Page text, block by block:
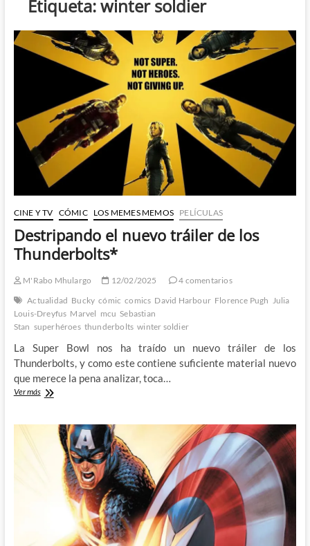
Etiqueta:winter soldier
CINE Y TV CÓMIC LOS MEMES MEMOS PELÍCULAS
Destripando el nuevo tráiler de los
Thunderbolts*
M'Rabo Mhulargo 12/02/2025
4 comentarios
Actualidad Bucky cómic comics David Harbour Florence Pugh Julia
Louis-Dreyfus Marvel mcu Sebastian
Stan superhéroes thunderbolts winter soldier
La Super Bowl nos ha traído un nuevo tráiler de los
Thunderbolts, y como este contiene suficiente material nuevo
que merece la pena analizar, toca…
Ver másDestripando
tráiler
Thunderbolts*